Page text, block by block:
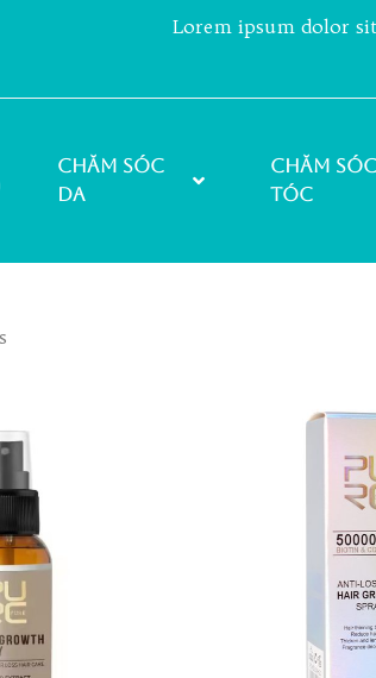
Lorem ipsum dolor
Chăm sóc
da
Chăm sóc
tóc